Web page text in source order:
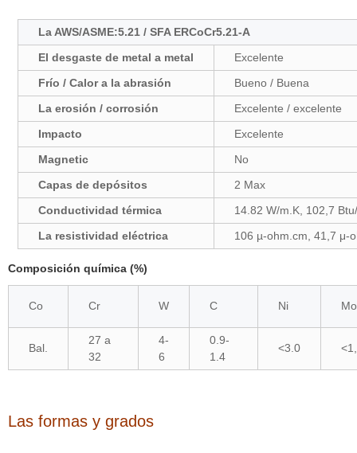
La AWS/ASME:5.21 / SFA ERCoCr5.21-A
El desgaste de metal a metal
Excelente
Frío / Calor a la abrasión
Bueno / Buena
La erosión / corrosión
Excelente / excelente
Impacto
Excelente
Magnetic
No
Capas de depósitos
2 Max
Conductividad térmica
14.82 W/m.K, 102,7
La resistividad eléctrica
106 µ-ohm.cm, 41,7 μ-
Composición química (%)
Co Cr W C Ni Mo
Bal.
27 a
32
4-
6
0.9-
1.4
<3.0
Las formas y grados